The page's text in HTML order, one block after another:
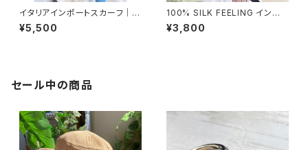
イタリアインポートスカーフ｜小
さめスカーフ ツヤスカーフ・SIL
K風 バッグスカーフ/ブルー系フ
¥5,500
100% SILK FEELING インポ
ートスカーフ｜ 透けシフォンス
カーフ・アレンジ小さめスカー
¥3,800
セール中の商品